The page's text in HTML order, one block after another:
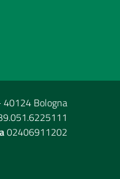
40124 Bologna
02406911202